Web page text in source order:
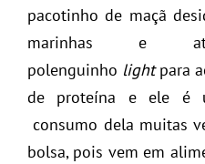
pacotinho de maçã
marinhas e
polenguinho lightpara
de proteína e ele é
consumo dela muitas
bolsa, pois vem em